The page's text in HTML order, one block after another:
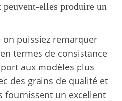
peuvent-elles produire un
puissiez remarquer
termes de consistance
aux modèles plus
des grains de qualité et
fournissent un excellent